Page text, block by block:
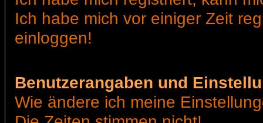
Ich habe mich vor einiger Zeit
einloggen!
Benutzerangaben und
Wie ändere ich meine